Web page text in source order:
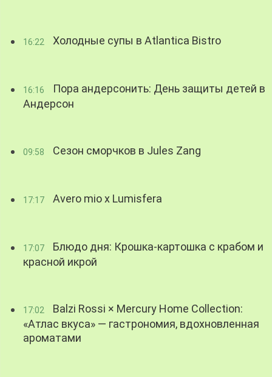
16:22 Холодные супы в Atlantica Bistro
16:16
Пора андерсонить: День защиты детей в
Андерсон
09:58 Сезон сморчков в Jules Zang
17:17 Avero mio x Lumisfera
17:07
Блюдо дня: Крошка-картошка с крабом и
красной икрой
17:02
Balzi Rossi × Mercury Home Collection:
«Атлас вкуса» — гастрономия, вдохновленная
ароматами